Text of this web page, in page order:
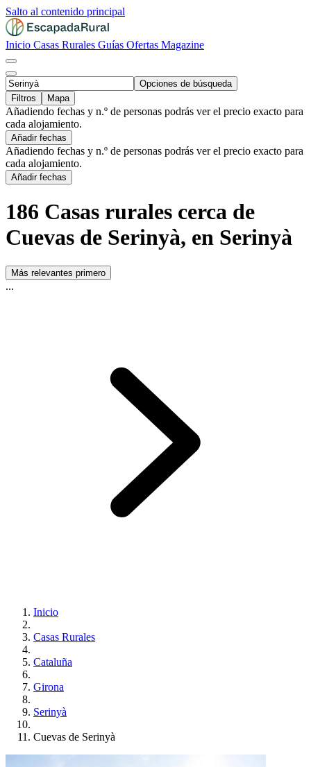
Salto al contenido principal
Inicio Casas Rurales Guías Ofertas Magazine
Opciones de búsqueda
Filtros
Mapa
Añadiendo fechas y n.º de personas podrás ver el precio exacto para
cada alojamiento.
Añadir fechas
Añadiendo fechas y n.º de personas podrás ver el precio exacto para
cada alojamiento.
Añadir fechas
186 Casas rurales cerca de
Cuevas de Serinyà, en Serinyà
Más relevantes primero
...
Inicio
Casas Rurales
Cataluña
Girona
Serinyà
Cuevas de Serinyà